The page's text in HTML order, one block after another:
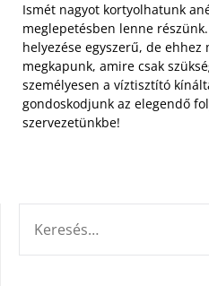
Ismét nagyot kortyolhatunk
meglepetésben lenne
helyezése egyszerű, de
megkapunk, amire csak
személyesen a víztisztító
gondoskodjunk az elegendő
szervezetünkbe!